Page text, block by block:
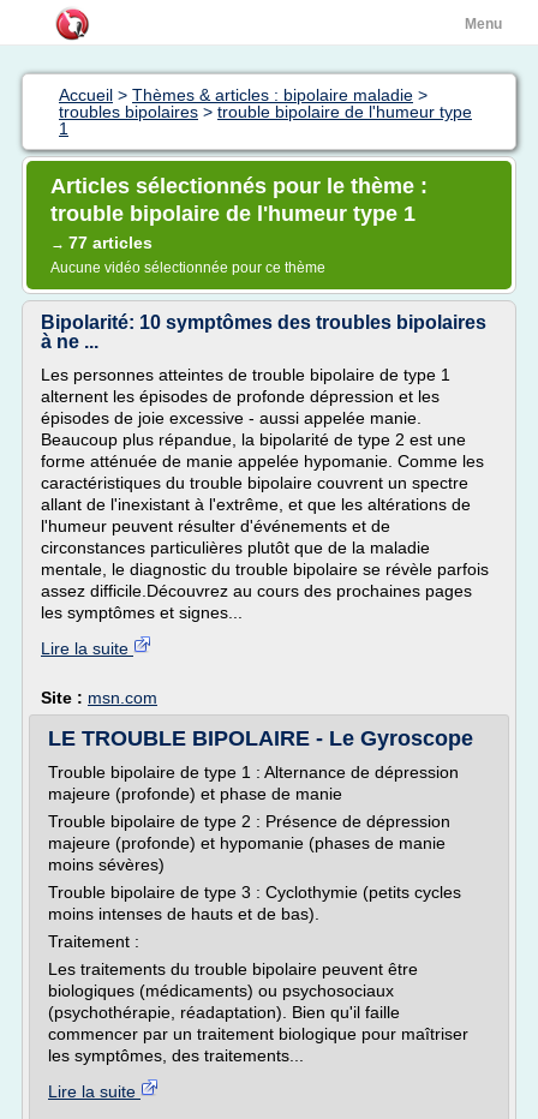
Menu
Accueil > Thèmes & articles : bipolaire maladie >
troubles bipolaires > trouble bipolaire de l'humeur type
1
Articles sélectionnés pour le thème :
trouble bipolaire de l'humeur type 1
→ 77 articles
Aucune vidéo sélectionnée pour ce thème
Bipolarité: 10 symptômes des troubles bipolaires
à ne ...
Les personnes atteintes de trouble bipolaire de type 1
alternent les épisodes de profonde dépression et les
épisodes de joie excessive - aussi appelée manie.
Beaucoup plus répandue, la bipolarité de type 2 est une
forme atténuée de manie appelée hypomanie. Comme les
caractéristiques du trouble bipolaire couvrent un spectre
allant de l'inexistant à l'extrême, et que les altérations de
l'humeur peuvent résulter d'événements et de
circonstances particulières plutôt que de la maladie
mentale, le diagnostic du trouble bipolaire se révèle parfois
assez difficile.Découvrez au cours des prochaines pages
les symptômes et signes...
Lire la suite
Site : msn.com
LE TROUBLE BIPOLAIRE - Le Gyroscope
Trouble bipolaire de type 1 : Alternance de dépression
majeure (profonde) et phase de manie
Trouble bipolaire de type 2 : Présence de dépression
majeure (profonde) et hypomanie (phases de manie
moins sévères)
Trouble bipolaire de type 3 : Cyclothymie (petits cycles
moins intenses de hauts et de bas).
Traitement :
Les traitements du trouble bipolaire peuvent être
biologiques (médicaments) ou psychosociaux
(psychothérapie, réadaptation). Bien qu'il faille
commencer par un traitement biologique pour maîtriser
les symptômes, des traitements...
Lire la suite